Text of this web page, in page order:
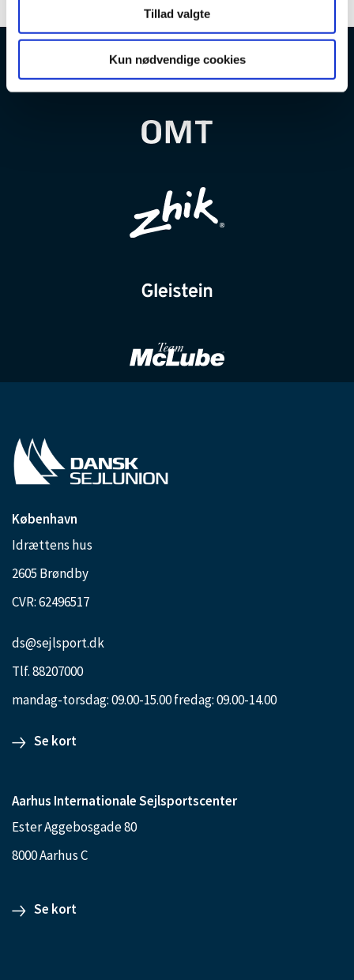
Tillad valgte
Kun nødvendige cookies
København
Idrættens hus
2605 Brøndby
CVR: 62496517
ds@sejlsport.dk
Tlf. 88207000
mandag-torsdag: 09.00-15.00 fredag: 09.00-14.00
Se kort
Aarhus Internationale Sejlsportscenter
Ester Aggebosgade 80
8000 Aarhus C
Se kort